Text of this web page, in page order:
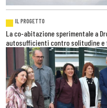
IL PROGETTO
La co-abitazione sperimentale a
autosufficienti contro solitudine